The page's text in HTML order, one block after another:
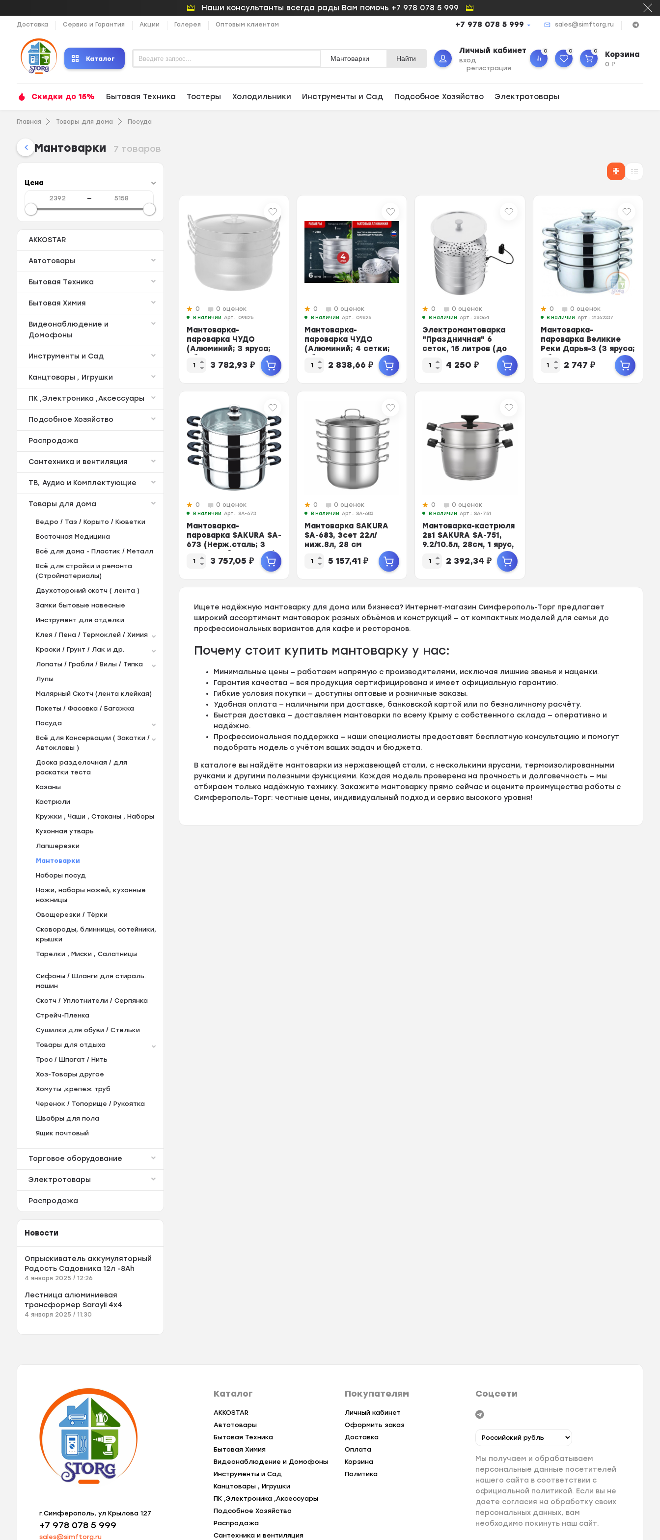
Наши консультанты всегда рады Вам помочь +7 978 078 5 999
Доставка Сервис и Гарантия Акции Галерея Оптовым клиентам +7 978 078 5 999 sales@simftorg.ru
Каталог Мантоварки Найти
Личный кабинет
вход
регистрация
0 0 0 Корзина
0₽
Скидки до 15% Бытовая Техника Тостеры Холодильники Инструменты и Сад Подсобное Хозяйство Электротовары
Главная Товары для дома Посуда
Мантоварки 7 товаров
Цена
—
AKKOSTAR
Автотовары
Бытовая Техника
Бытовая Химия
Видеонаблюдение и
Домофоны
Инструменты и Сад
Канцтовары , Игрушки
ПК ,Электроника ,Аксессуары
Подсобное Хозяйство
Распродажа
Сантехника и вентиляция
ТВ, Аудио и Комплектующие
Товары для дома
Ведро / Таз / Корыто / Кюветки
Восточная Медицина
Всё для дома - Пластик / Металл
Всё для стройки и ремонта
(Стройматериалы)
Двухстороний скотч ( лента )
Замки бытовые навесные
Инструмент для отделки
Клея / Пена / Термоклей / Химия
Краски / Грунт / Лак и др.
Лопаты / Грабли / Вилы / Тяпка
Лупы
Малярный Скотч (лента клейкая)
Пакеты / Фасовка / Багажка
Посуда
Всё для Консервации ( Закатки /
Автоклавы )
Доска разделочная / для
раскатки теста
Казаны
Кастрюли
Кружки , Чаши , Стаканы , Наборы
Кухонная утварь
Лапшерезки
Мантоварки
Наборы посуд
Ножи, наборы ножей, кухонные
ножницы
Овощерезки / Тёрки
Сковороды, блинницы, сотейники,
крышки
Тарелки , Миски , Салатницы
Сифоны / Шланги для стираль.
машин
Скотч / Уплотнители / Серпянка
Стрейч-Пленка
Сушилки для обуви / Стельки
Товары для отдыха
Трос / Шпагат / Нить
Хоз-Товары другое
Хомуты ,крепеж труб
Черенок / Топорище / Рукоятка
Швабры для пола
Ящик почтовый
Торговое оборудование
Электротовары
Распродажа
Новости
Опрыскиватель аккумуляторный
Радость Садовника 12л -8Аh
4 января 2025 / 12:26
Лестница алюминиевая
трансформер Sarayli 4x4
4 января 2025 / 11:30
0 0 оценок
В наличии Арт.: 09826
Мантоварка-
пароварка ЧУДО
(Алюминий; 3 яруса;
Объем 13л; г.
Челябинск)
3 782,93 ₽
0 0 оценок
В наличии Арт.: 09825
Мантоварка-
пароварка ЧУДО
(Алюминий; 4 сетки;
Объем 6л; г.
Челябинск)
2 838,66 ₽
0 0 оценок
В наличии Арт.: 38064
Электромантоварка
"Праздничная" 6
сеток, 15 литров (до
4 250 ₽
0 0 оценок
В наличии Арт.: 21362337
Мантоварка-
пароварка Великие
Реки Дарья-3 (3 яруса;
Объем 11л;
Нерж.сталь; Ди...
2 747₽
0 0 оценок
В наличии Арт.: SA-673
Мантоварка-
пароварка SAKURA SA-
673 (Нерж.сталь; 3
уровня; Объем 16.5 л)
3 757,05 ₽
0 0 оценок
В наличии Арт.: SA-683
Мантоварка SAKURA
SA-683, 3сет 22л/
ниж.8л, 28 см
5 157,41 ₽
0 0 оценок
В наличии Арт.: SA-751
Мантоварка-кастрюля
2в1 SAKURA SA-751,
9.2/10.5л, 28см, 1 ярус,
2 392,34 ₽
Ищете надёжную мантоварку для дома или бизнеса? Интернет‑магазин Симферополь-Торг предлагает
широкий ассортимент мантоварок разных объёмов и конструкций — от компактных моделей для семьи до
профессиональных вариантов для кафе и ресторанов.
Почему стоит купить мантоварку у нас:
Минимальные цены — работаем напрямую с производителями, исключая лишние звенья и наценки.
Гарантия качества — вся продукция сертифицирована и имеет официальную гарантию.
Гибкие условия покупки — доступны оптовые и розничные заказы.
Удобная оплата — наличными при доставке, банковской картой или по безналичному расчёту.
Быстрая доставка — доставляем мантоварки по всему Крыму с собственного склада — оперативно и
надёжно.
Профессиональная поддержка — наши специалисты предоставят бесплатную консультацию и помогут
подобрать модель с учётом ваших задач и бюджета.
В каталоге вы найдёте мантоварки из нержавеющей стали, с несколькими ярусами, термоизолированными
ручками и другими полезными функциями. Каждая модель проверена на прочность и долговечность — мы
отбираем только надёжную технику. Закажите мантоварку прямо сейчас и оцените преимущества работы с
Симферополь-Торг: честные цены, индивидуальный подход и сервис высокого уровня!
г.Симферополь, ул Крылова 127
+7 978 078 5 999
sales@simftorg.ru
Каталог
AKKOSTAR
Автотовары
Бытовая Техника
Бытовая Химия
Видеонаблюдение и Домофоны
Инструменты и Сад
Канцтовары , Игрушки
ПК ,Электроника ,Аксессуары
Подсобное Хозяйство
Распродажа
Сантехника и вентиляция
Покупателям
Личный кабинет
Оформить заказ
Доставка
Оплата
Корзина
Политика
Соцсети
Мы получаем и обрабатываем
персональные данные посетителей
нашего сайта в соответствии с
официальной политикой. Если вы не
даете согласия на обработку своих
персональных данных, вам
необходимо покинуть наш сайт.